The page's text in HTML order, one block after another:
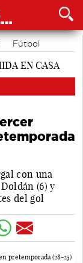
Fútbol
con una
(6) y
del gol